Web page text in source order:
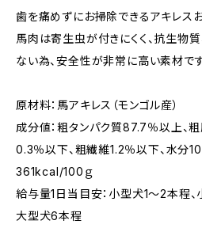
歯を痛めずにお掃除できるアキレスお
馬肉は寄生虫が付きにくく、抗生物
ない為、安全性が非常に高い素材です
原材料：馬アキレス（モンゴル産）
成分値：粗タンパク質87.7％以上、
0.3％以下、粗繊維1.2％以下、水分
361kcal/100ｇ
給与量1日当目安：小型犬1〜2本程
大型犬6本程